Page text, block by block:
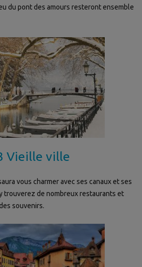
du pont des amours resteront ensemble
Vieille ville
vous charmer avec ses canaux et ses
trouverez de nombreux restaurants et
souvenirs.